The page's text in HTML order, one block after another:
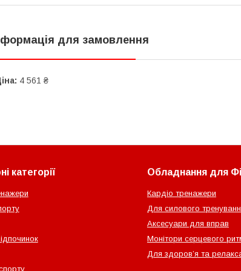
для замовлення
4 561 ₴
категорії Обладнання для
Кардіо тренажери
Для силового
Аксесуари для вправ
Монітори серцевого
Для здоров’я та